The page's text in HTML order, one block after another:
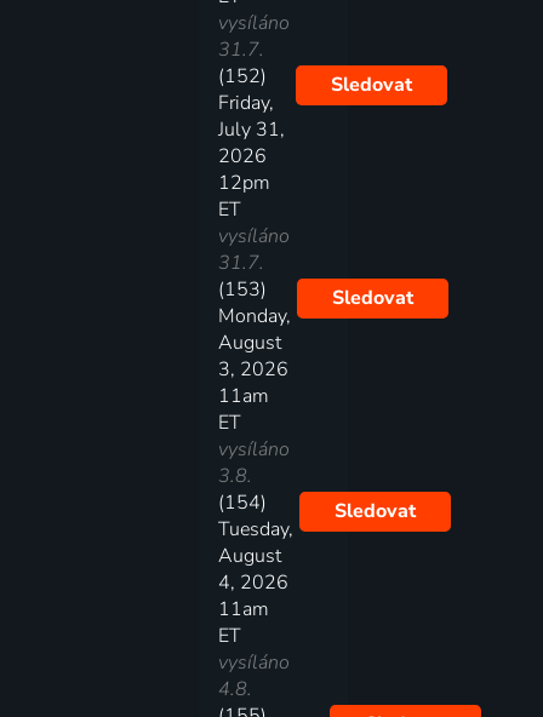
vysíláno
31.7.
(152)
Friday,
July 31,
2026
12pm
ET
vysíláno
31.7.
Sledovat
(153)
Monday,
August
3, 2026
11am
ET
vysíláno
3.8.
Sledovat
(154)
Tuesday,
August
4, 2026
11am
ET
vysíláno
4.8.
Sledovat